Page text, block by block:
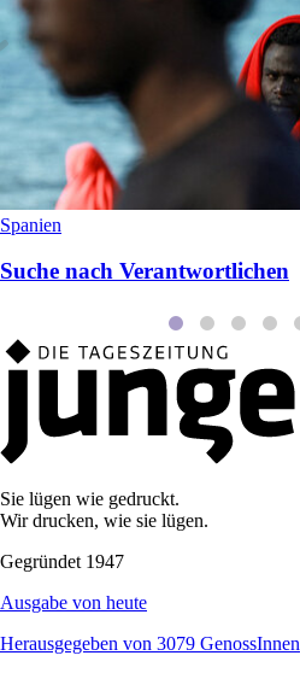
Spanien
Suche nach Verantwortlichen
Sie lügen wie gedruckt.
Wir drucken, wie sie lügen.
Gegründet 1947
Ausgabe von heute
Herausgegeben von 3079 GenossInnen